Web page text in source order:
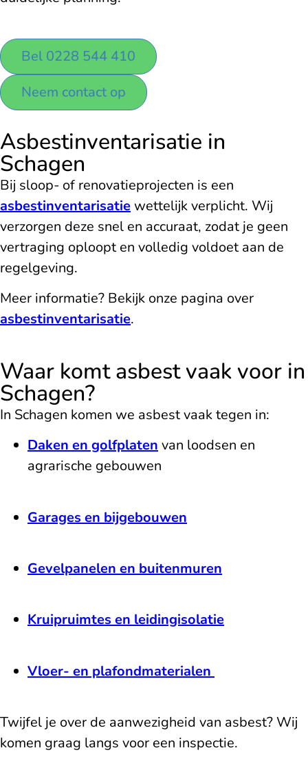
Bel 0228 544 410
Neem contact op
Asbestinventarisatie in
Schagen
Bij sloop- of renovatieprojecten is een
asbestinventarisatie wettelijk verplicht. Wij
verzorgen deze snel en accuraat, zodat je geen
vertraging oploopt en volledig voldoet aan de
regelgeving.
Meer informatie? Bekijk onze pagina over
asbestinventarisatie.
Waar komt asbest vaak voor in
Schagen?
In Schagen komen we asbest vaak tegen in:
Daken en golfplaten van loodsen en
agrarische gebouwen
Garages en bijgebouwen
Gevelpanelen en buitenmuren
Kruipruimtes en leidingisolatie
Vloer- en plafondmaterialen
Twijfel je over de aanwezigheid van asbest? Wij
komen graag langs voor een inspectie.